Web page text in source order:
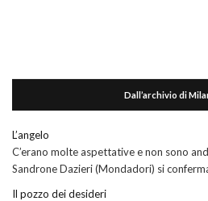
Dall’archivio di
L’angelo
C’erano molte aspettative e non sono
Sandrone Dazieri (Mondadori) si
Il pozzo dei desideri